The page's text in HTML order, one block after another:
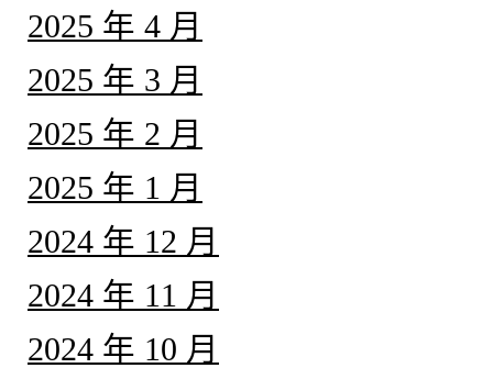
2025 年 4 月
2025 年 3 月
2025 年 2 月
2025 年 1 月
2024 年 12 月
2024 年 11 月
2024 年 10 月